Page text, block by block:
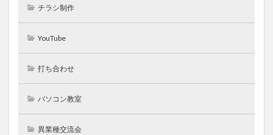
チラシ制作
YouTube
打ち合わせ
パソコン教室
異業種交流会